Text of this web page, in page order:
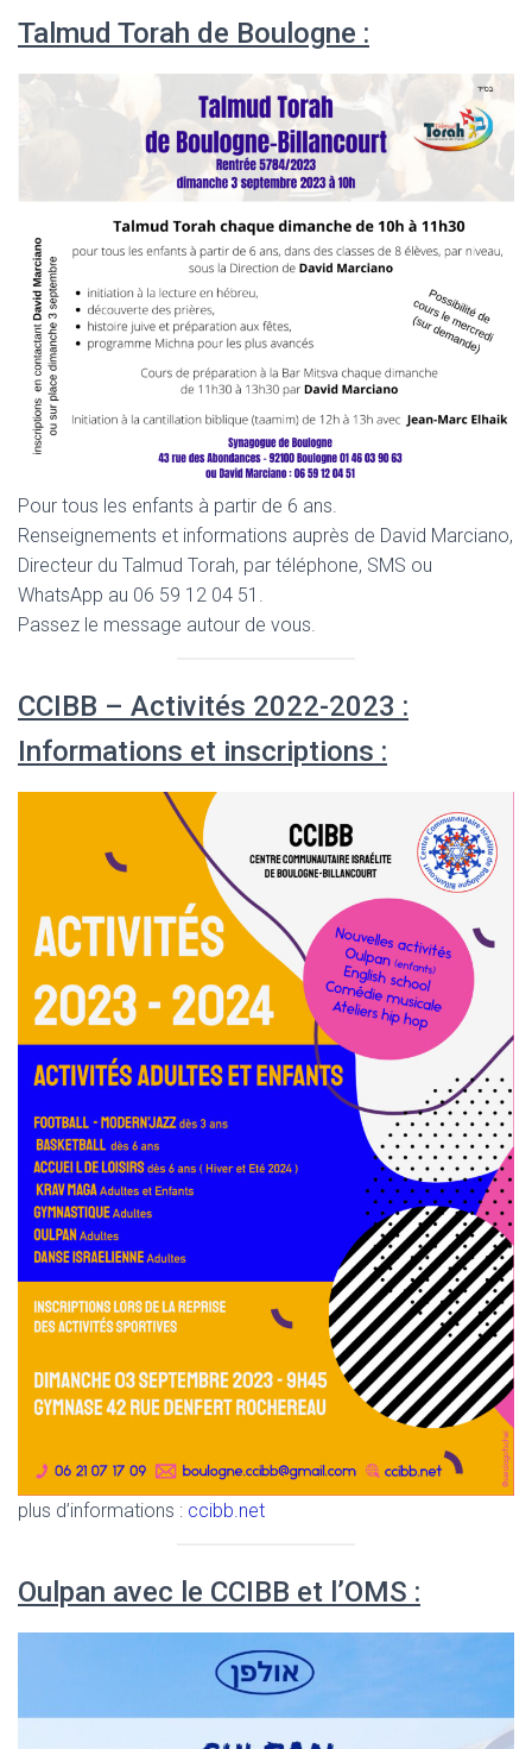
Talmud Torah de Boulogne :
Pour tous les enfants à partir de 6 ans.
Renseignements et informations auprès de David Marciano,
Directeur du Talmud Torah, par téléphone, SMS ou
WhatsApp au 06 59 12 04 51.
Passez le message autour de vous.
CCIBB – Activités 2022-2023 :
Informations et inscriptions :
plus d’informations : ccibb.net
Oulpan avec le CCIBB et l’OMS :